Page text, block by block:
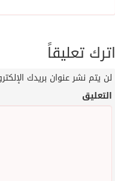
اترك تعليقاً
لن يتم نشر عنوان بريدك
التعليق